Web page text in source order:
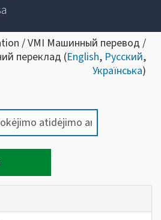
/ VMI Машинный перевод /
переклад (English, Русский,
Українська)